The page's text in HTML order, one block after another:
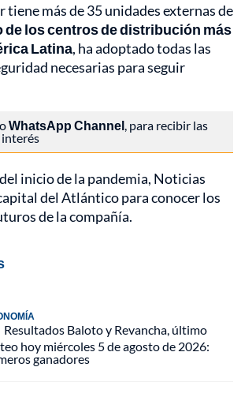
tiene más de 35 unidades externas de
de los centros de distribución más
Latina, ha adoptado todas las
necesarias para seguir
WhatsApp Channel , para recibir las
inicio de la pandemia, Noticias
del Atlántico para conocer los
de la compañía.
Resultados Baloto y Revancha, último
hoy miércoles 5 de agosto de 2026:
ganadores